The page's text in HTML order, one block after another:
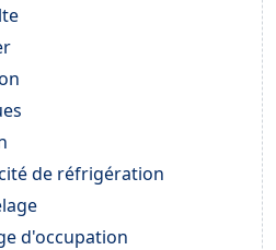
de réfrigération
d'occupation